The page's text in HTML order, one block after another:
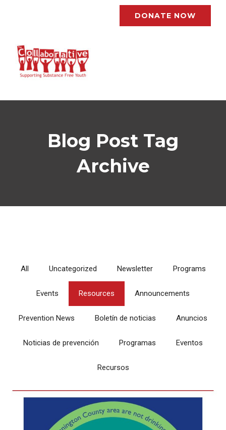
DONATE NOW
Blog Post Tag
Archive
All Uncategorized Newsletter Programs
Events Resources Announcements
Prevention News Boletín de noticias Anuncios
Noticias de prevención Programas Eventos
Recursos